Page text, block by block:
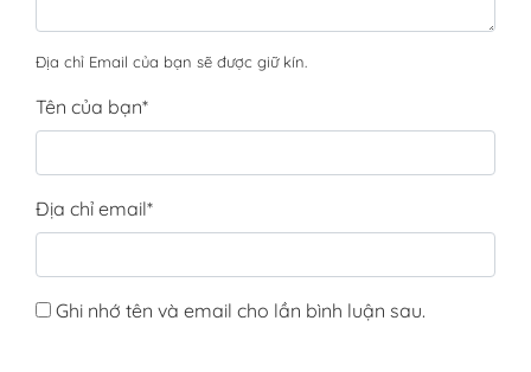
Địa chỉ Email của bạn sẽ được giữ kín.
Tên của bạn*
Địa chỉ email*
Ghi nhớ tên và email cho lần bình luận sau.